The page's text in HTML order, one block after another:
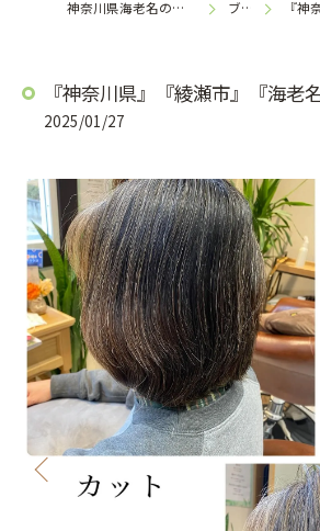
神奈川県海老名の美容室なら koselig
ブログ 『神奈
『神奈川県』『綾瀬市』『海老
2025/01/27